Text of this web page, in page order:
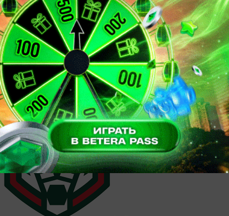
Авангард
3
30 декабря 2018, 00:00
КХЛ.